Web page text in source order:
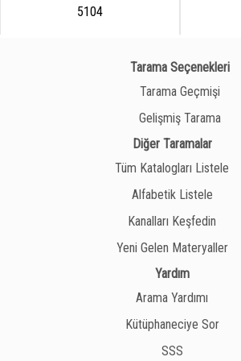
5104
Tarama Seçenekleri
Tarama Geçmişi
Gelişmiş Tarama
Diğer Taramalar
Tüm Katalogları Listele
Alfabetik Listele
Kanalları Keşfedin
Yeni Gelen Materyaller
Yardım
Arama Yardımı
Kütüphaneciye Sor
SSS